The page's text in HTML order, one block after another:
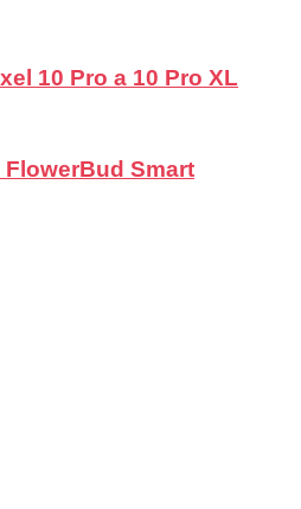
10 Pro a 10 Pro XL
Smart